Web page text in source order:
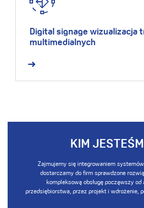
Digital signage wizualizacja
multimedialnych
KIM
Zajmujemy się integrowaniem
dostarczamy do firm sprawdzone
kompleksową obsługę począwszy od
przedsiębiorstwa, przez projekt i wdrożenie,